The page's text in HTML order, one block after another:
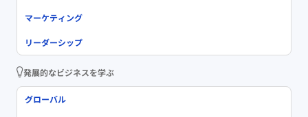
マーケティング
リーダーシップ
発展的なビジネスを学ぶ
グローバル